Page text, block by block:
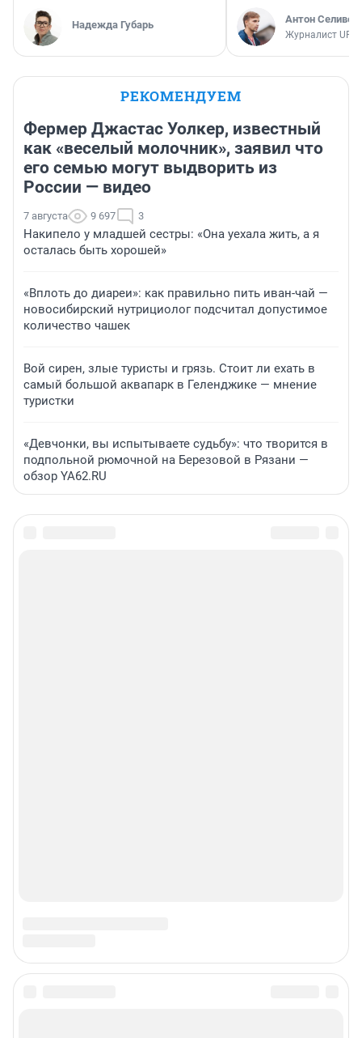
Надежда Губарь Антон
Журналист
РЕКОМЕНДУЕМ
Фермер Джастас Уолкер, известный
как «веселый молочник», заявил что
его семью могут выдворить из
России — видео
7 августа 9 697 3
Накипело у младшей сестры: «Она уехала жить, а я
осталась быть хорошей»
«Вплоть до диареи»: как правильно пить иван-чай —
новосибирский нутрициолог подсчитал допустимое
количество чашек
Вой сирен, злые туристы и грязь. Стоит ли ехать в
самый большой аквапарк в Геленджике — мнение
туристки
«Девчонки, вы испытываете судьбу»: что творится в
подпольной рюмочной на Березовой в Рязани —
обзор YA62.RU